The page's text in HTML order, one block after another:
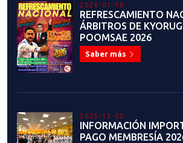
2026-01-16
REFRESCAMIENTO
ÁRBITROS DE
POOMSAE 2026
Saber más
2025-12-02
INFORMACIÓN
PAGO MEMBRESÍA